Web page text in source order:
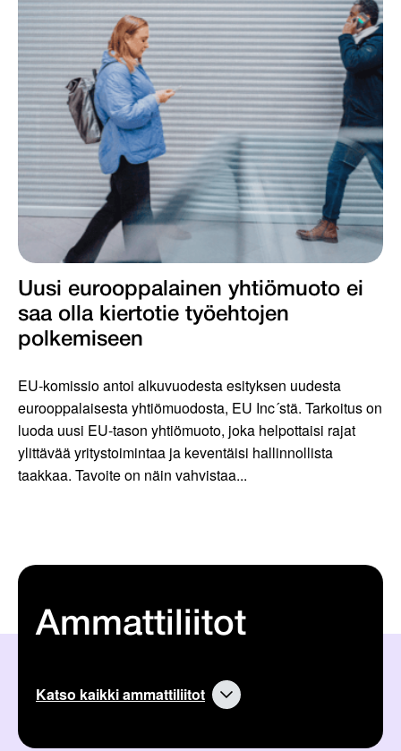
Uusi eurooppalainen yhtiömuoto ei
saa olla kiertotie työ­ehtojen
polkemiseen
EU-komissio antoi alkuvuodesta esityksen uudesta
eurooppalaisesta yhtiömuodosta, EU Inc´stä. Tarkoitus on
luoda uusi EU-tason yhtiömuoto, joka helpottaisi rajat
ylittävää yritystoimintaa ja keventäisi hallinnollista
taakkaa. Tavoite on näin vahvistaa...
Ammattiliitot
Katso kaikki ammattiliitot